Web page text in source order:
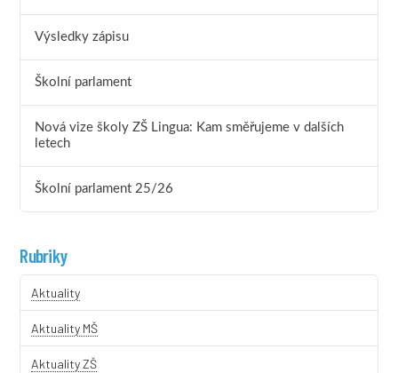
Výsledky zápisu
Školní parlament
Nová vize školy ZŠ Lingua: Kam směřujeme v dalších
letech
Školní parlament 25/26
Rubriky
Aktuality
Aktuality MŠ
Aktuality ZŠ